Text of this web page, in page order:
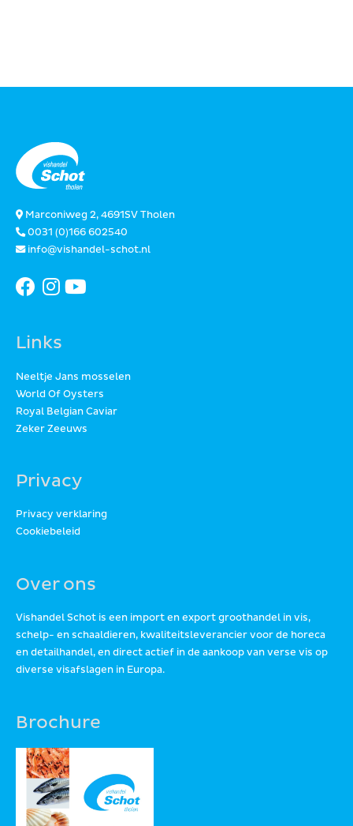
Marconiweg 2, 4691SV Tholen
0031 (0)166 602540
info@vishandel-schot.nl
Links
Neeltje Jans mosselen
World Of Oysters
Royal Belgian Caviar
Zeker Zeeuws
Privacy
Privacy verklaring
Cookiebeleid
Over ons
Vishandel Schot is een import en export groothandel in vis,
schelp- en schaaldieren, kwaliteitsleverancier voor de horeca
en detailhandel, en direct actief in de aankoop van verse vis op
diverse visafslagen in Europa.
Brochure